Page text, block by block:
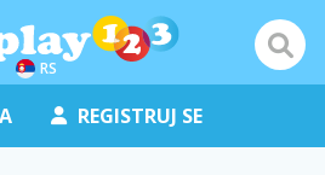
RS
REGISTRUJ SE